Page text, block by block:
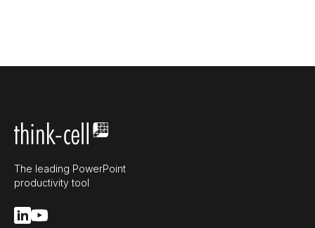
The leading PowerPoint
productivity tool